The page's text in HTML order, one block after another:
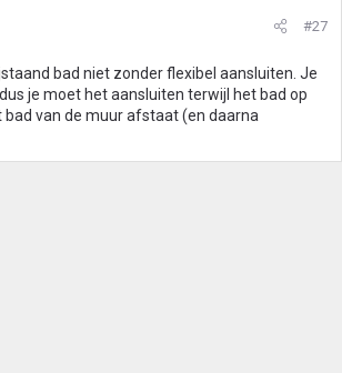
#27
bad niet zonder flexibel aansluiten. Je
je moet het aansluiten terwijl het bad op
bad van de muur afstaat (en daarna